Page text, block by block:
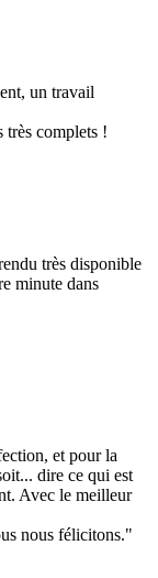
un travail
très complets !
très disponible
minute dans
et pour la
dire ce qui est
Avec le meilleur
nous félicitons."